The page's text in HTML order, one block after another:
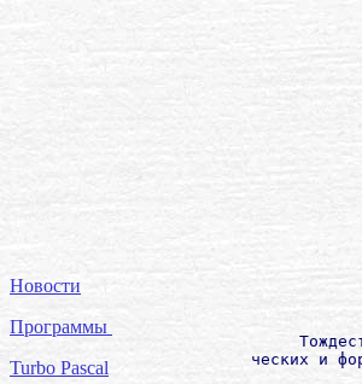
Новости
Программы
Turbo Pascal
ческих и